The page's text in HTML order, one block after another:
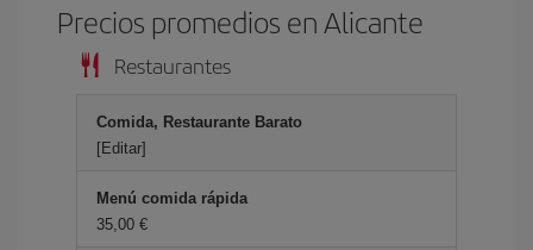
Precios promedios en Alicante
Restaurantes
Comida, Restaurante Barato
[Editar]
Menú comida rápida
35,00 €